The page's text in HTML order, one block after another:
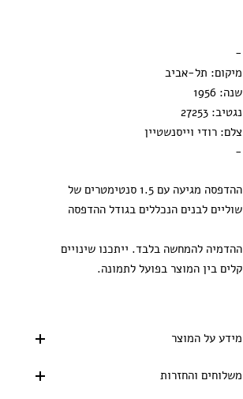
-
מיקום: תל-אביב
שנה: 1956
נגטיב: 27253
צלם: רודי וייסנשטיין
-
ההדפסה מגיעה עם 1.5 סנטימטרים של
שוליים לבנים הנכללים בגודל ההדפסה
ההדמיה להמחשה בלבד. ייתכנו שינויים
קלים בין המוצר בפועל לתמונה.
מידע על המוצר
משלוחים והחזרות